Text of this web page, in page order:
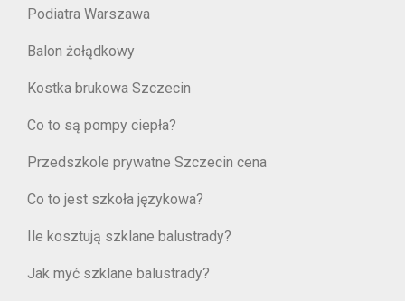
Podiatra Warszawa
Balon żołądkowy
Kostka brukowa Szczecin
Co to są pompy ciepła?
Przedszkole prywatne Szczecin cena
Co to jest szkoła językowa?
Ile kosztują szklane balustrady?
Jak myć szklane balustrady?